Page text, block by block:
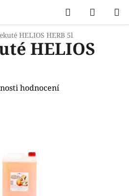
Hledat
KOŠÍK
HELIOS HERB 5l
HELIOS
hodnocení